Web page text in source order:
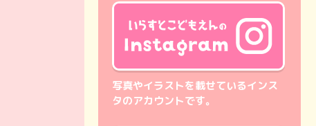
写真やイラストを載せているインス
タのアカウントです。